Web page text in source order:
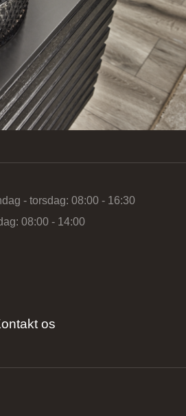
- torsdag: 08:00 - 16:30
08:00 - 14:00
os
Køkkenet –
5B, 7100
Danmark